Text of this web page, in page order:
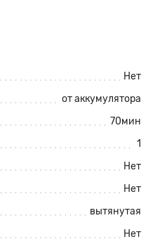
Нет
от аккумулятора
70мин
1
Нет
Нет
вытянутая
Нет